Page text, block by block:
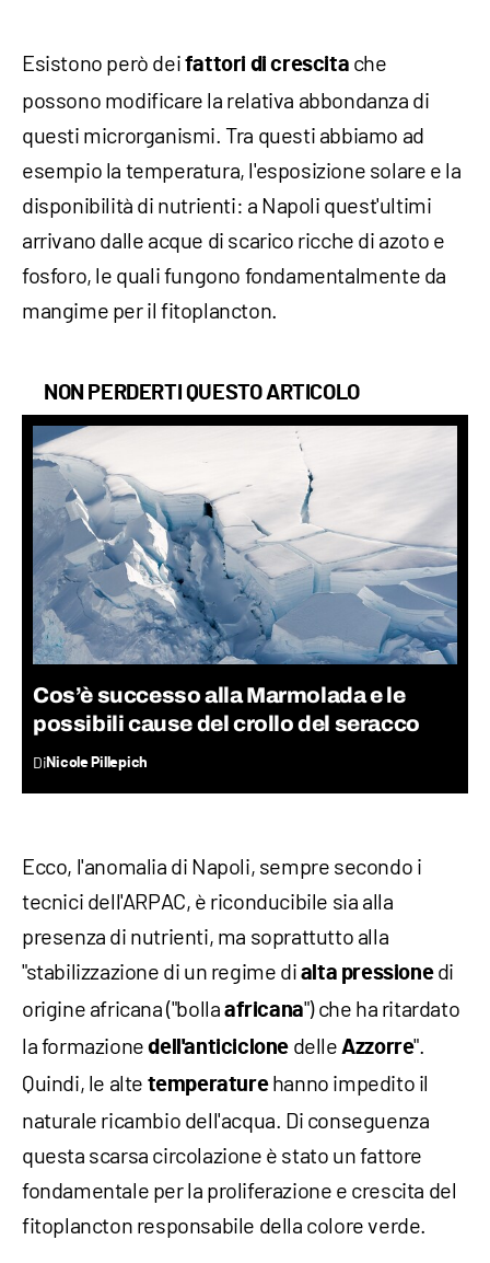
Esistono però dei fattori di crescita che
possono modificare la relativa abbondanza di
questi microrganismi. Tra questi abbiamo ad
esempio la temperatura, l'esposizione solare e la
disponibilità di nutrienti: a Napoli quest'ultimi
arrivano dalle acque di scarico ricche di azoto e
fosforo, le quali fungono fondamentalmente da
mangime per il fitoplancton.
NON PERDERTI QUESTO ARTICOLO
Cos’è successo alla Marmolada e le
possibili cause del crollo del seracco
DiNicole Pillepich
Ecco, l'anomalia di Napoli, sempre secondo i
tecnici dell'ARPAC, è riconducibile sia alla
presenza di nutrienti, ma soprattutto alla
"stabilizzazione di un regime di alta pressionedi
origine africana ("bollaafricana") che ha ritardato
la formazionedell'anticiclone delle Azzorre".
Quindi, le alte temperaturehanno impedito il
naturale ricambio dell'acqua. Di conseguenza
questa scarsa circolazione è stato un fattore
fondamentale per la proliferazione e crescita del
fitoplancton responsabile della colore verde.